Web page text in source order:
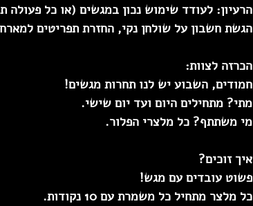
הרעיון: לעודד שימוש נכון במגשים (או כל פעולה
הגשת חשבון על שולחן נקי, החזרת תפריטים
הכרזה לצוות:
חמודים, השבוע יש לנו תחרות מגשים!
מתי? מתחילים היום ועד יום שישי.
מי משתתף? כל מלצרי הפלור.
איך זוכים?
פשוט עובדים עם מגש!
כל מלצר מתחיל כל משמרת עם 10 נקודות.